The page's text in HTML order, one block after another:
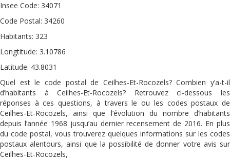
Insee Code: 34071
Code Postal: 34260
Habitants: 323
Longtitude: 3.10786
Latitude: 43.8031
Quel est le code postal de Ceilhes-Et-Rocozels? Combien y’a-t-il
d’habitants à Ceilhes-Et-Rocozels? Retrouvez ci-dessous les
réponses à ces questions, à travers le ou les codes postaux de
Ceilhes-Et-Rocozels, ainsi que l’évolution du nombre d’habitants
depuis l’année 1968 jusqu’au dernier recensement de 2016. En plus
du code postal, vous trouverez quelques informations sur les codes
postaux alentours, ainsi que la possibilité de donner votre avis sur
Ceilhes-Et-Rocozels,